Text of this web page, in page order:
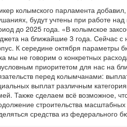
колымского парламента
будут учтены при работе
до 2025 года. «В колымское
на ближайшие 3 года. Сейчас с
К середине октября параметры
мы не говорим о конкретных
приоритетом для нас на
перед колымчанами:
выплат различным
Также сделаем всё возможное,
строительства
средства из федерального